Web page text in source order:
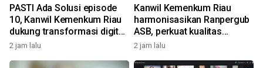
PASTI Ada Solusi episode
10, Kanwil Kemenkum Riau
dukung transformasi digital
dan percepatan layanan
2 jam lalu
Kanwil Kemenkum Riau
harmonisasikan Ranpergub
ASB, perkuat kualitas
regulasi keuangan daerah
2 jam lalu